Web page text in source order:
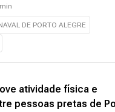
DE PORTO ALEGRE
atividade física e
pessoas pretas de